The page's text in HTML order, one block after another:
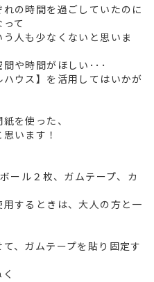
の時間を過ごしていたのに
て
人も少なくないと思いま
や時間がほしい･･･
ウス】を活用してはいかが
を使った、
います！
ール２枚、ガムテープ、カ
用するときは、大人の方と一
、ガムテープを貼り固定す